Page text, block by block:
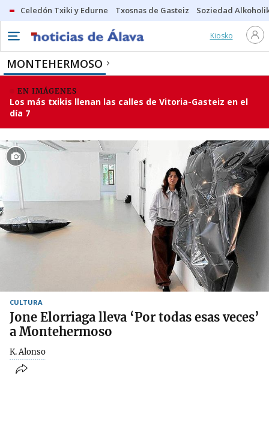
Celedón Txiki y Edurne Txosnas de Gasteiz Soziedad
Kiosko
MONTEHERMOSO
EN IMÁGENES
Los más txikis llenan las calles de Vitoria-Gasteiz en el
día 7
CULTURA
Jone Elorriaga lleva ‘Por todas esas veces’
a Montehermoso
K. Alonso